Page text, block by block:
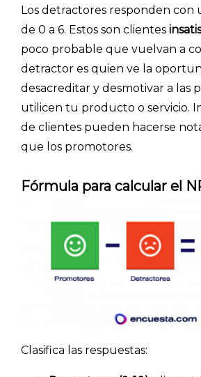
- Artículos destacados
Los detractores responden
de 0 a 6. Estos son clientes
poco probable que vuelvan a
detractor es quien ve la
desacreditar y desmotivar a las
utilicen tu producto o servicio.
de clientes pueden hacerse
que los promotores.
Fórmula para calcular el
Clasifica las respuestas: